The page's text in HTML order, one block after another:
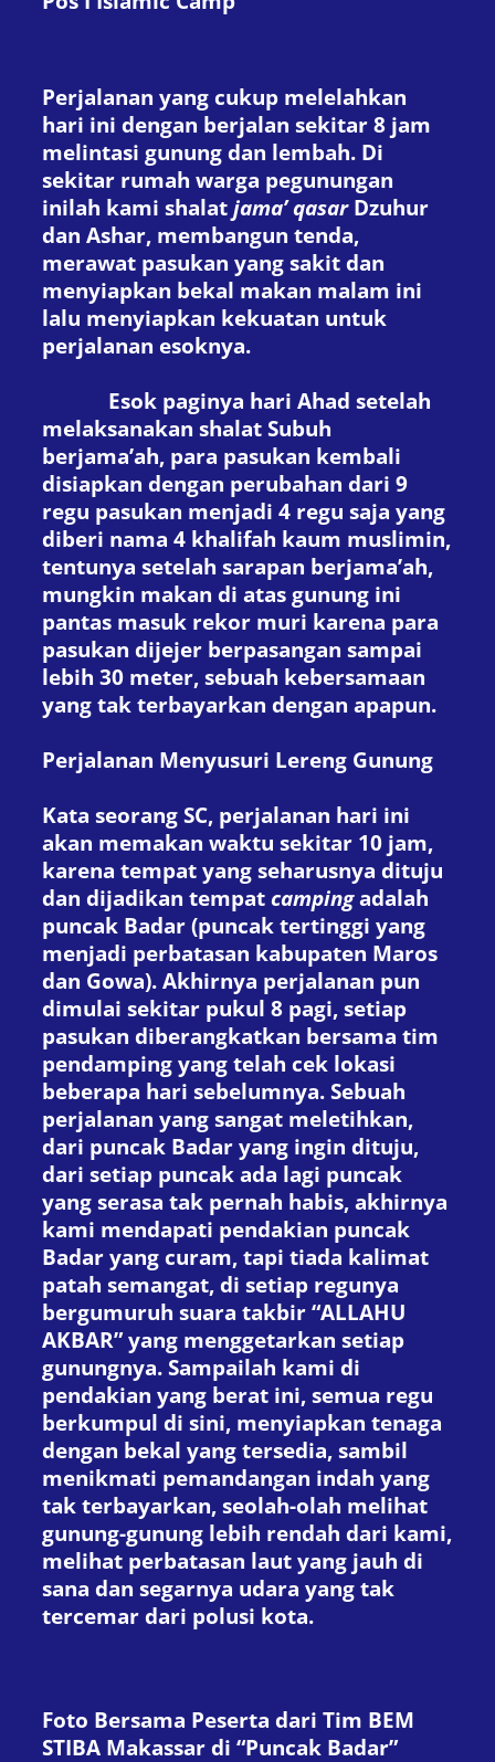
Perjalanan yang cukup melelahkan
hari ini dengan berjalan sekitar 8 jam
melintasi gunung dan lembah. Di
sekitar rumah warga pegunungan
inilah kami shalat jama’ qasarDzuhur
dan Ashar, membangun tenda,
merawat pasukan yang sakit dan
menyiapkan bekal makan malam ini
lalu menyiapkan kekuatan untuk
perjalanan esoknya.
Esok paginya hari Ahad setelah
melaksanakan shalat Subuh
berjama’ah, para pasukan kembali
disiapkan dengan perubahan dari 9
regu pasukan menjadi 4 regu saja yang
diberi nama 4 khalifah kaum muslimin,
tentunya setelah sarapan berjama’ah,
mungkin makan di atas gunung ini
pantas masuk rekor muri karena para
pasukan dijejer berpasangan sampai
lebih 30 meter, sebuah kebersamaan
yang tak terbayarkan dengan apapun.
Perjalanan Menyusuri Lereng Gunung
Kata seorang SC, perjalanan hari ini
akan memakan waktu sekitar 10 jam,
karena tempat yang seharusnya dituju
dan dijadikan tempat campingadalah
puncak Badar (puncak tertinggi yang
menjadi perbatasan kabupaten Maros
dan Gowa). Akhirnya perjalanan pun
dimulai sekitar pukul 8 pagi, setiap
pasukan diberangkatkan bersama tim
pendamping yang telah cek lokasi
beberapa hari sebelumnya. Sebuah
perjalanan yang sangat meletihkan,
dari puncak Badar yang ingin dituju,
dari setiap puncak ada lagi puncak
yang serasa tak pernah habis, akhirnya
kami mendapati pendakian puncak
Badar yang curam, tapi tiada kalimat
patah semangat, di setiap regunya
bergumuruh suara takbir “ALLAHU
AKBAR” yang menggetarkan setiap
gunungnya. Sampailah kami di
pendakian yang berat ini, semua regu
berkumpul di sini, menyiapkan tenaga
dengan bekal yang tersedia, sambil
menikmati pemandangan indah yang
tak terbayarkan, seolah-olah melihat
gunung-gunung lebih rendah dari kami,
melihat perbatasan laut yang jauh di
sana dan segarnya udara yang tak
tercemar dari polusi kota.
Foto Bersama Peserta dari Tim BEM
STIBA Makassar di “Puncak Badar”